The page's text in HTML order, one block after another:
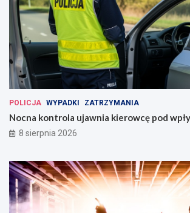
POLICJA WYPADKI ZATRZYMANIA
Nocna kontrola ujawnia kierowcę pod
8 sierpnia 2026